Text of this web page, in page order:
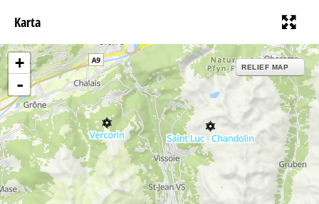
Karta
+
-
RELIEF MAP